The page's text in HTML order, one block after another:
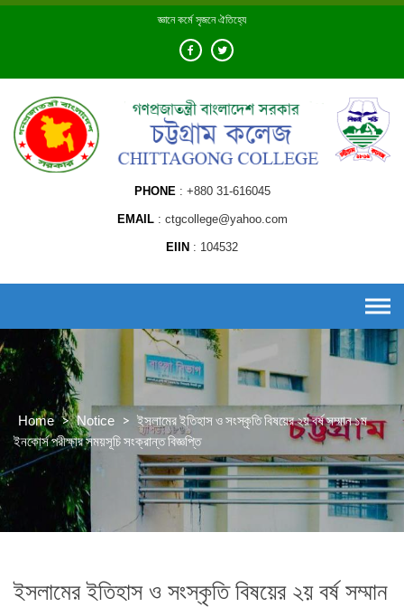
Skip
জ্ঞানে কর্মে সৃজনে ঐতিহ্যে
PHONE +880 31-616045
EMAIL ctgcollege@yahoo.com
EIIN 104532
Home > Notice > ইসলামের ইতিহাস ও সংস্কৃতি বিষয়ের ২য় বর্ষ সম্মান ১ম
ইনকোর্স পরীক্ষার সময়সূচি সংক্রান্ত বিজ্ঞপ্তি
ইসলামের ইতিহাস ও সংস্কৃতি বিষয়ের ২য় বর্ষ সম্মান